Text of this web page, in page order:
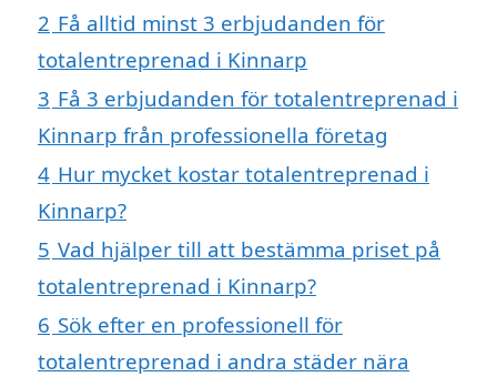
2 Få alltid minst 3 erbjudanden för
totalentreprenad i Kinnarp
3 Få 3 erbjudanden för totalentreprenad i
Kinnarp från professionella företag
4 Hur mycket kostar totalentreprenad i
Kinnarp?
5 Vad hjälper till att bestämma priset på
totalentreprenad i Kinnarp?
6 Sök efter en professionell för
totalentreprenad i andra städer nära